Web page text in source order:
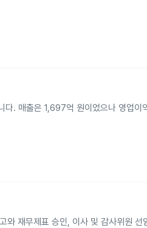
. 매출은 1,697억 원이었으나 영업이
재무제표 승인, 이사 및 감사위원 선